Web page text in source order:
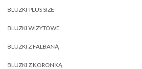
BLUZKI PLUS SIZE
BLUZKI WIZYTOWE
BLUZKI Z FALBANĄ
BLUZKI Z KORONKĄ